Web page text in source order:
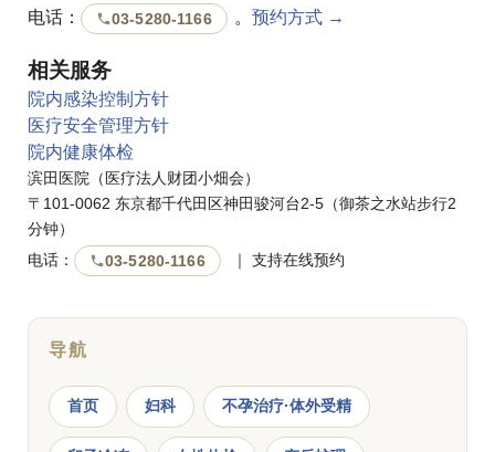
电话： 03-5280-1166 。 预约方式 →
相关服务
院内感染控制方针
医疗安全管理方针
院内健康体检
滨田医院（医疗法人财团小畑会）
〒101-0062 东京都千代田区神田骏河台2-5（御茶之水站步行2
分钟）
电话：
03-5280-1166 ｜ 支持在线预约
导航
首页 妇科 不孕治疗·体外受精